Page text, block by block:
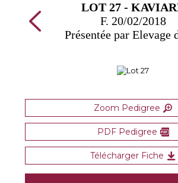
LOT 27 -
F. 20/02/2018
Présentée par Elevage
Zoom Pedigree
PDF Pedigree
Télécharger Fiche